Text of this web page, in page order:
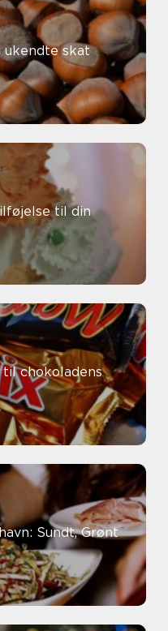
ukendte skat
til din
til chokoladens
Sundt, Grønt